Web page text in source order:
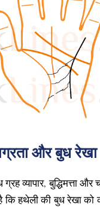
और बुध रेखा
व्यापार, बुद्धिमत्ता
कि हथेली की बुध रेखा को